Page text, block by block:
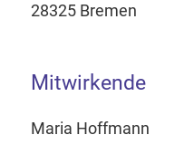
28325 Bremen
Mitwirkende
Maria Hoffmann